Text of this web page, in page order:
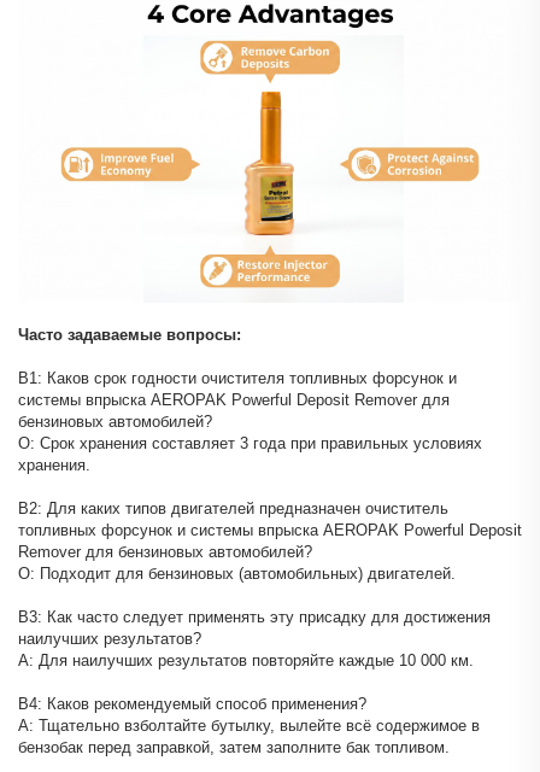
Часто задаваемые вопросы:
В1: Каков срок годности очистителя топливных форсунок и
системы впрыска AEROPAK Powerful Deposit Remover для
бензиновых автомобилей?
О: Срок хранения составляет 3 года при правильных условиях
хранения.
В2: Для каких типов двигателей предназначен очиститель
топливных форсунок и системы впрыска AEROPAK Powerful Deposit
Remover для бензиновых автомобилей?
О: Подходит для бензиновых (автомобильных) двигателей.
В3: Как часто следует применять эту присадку для достижения
наилучших результатов?
A: Для наилучших результатов повторяйте каждые 10 000 км.
В4: Каков рекомендуемый способ применения?
A: Тщательно взболтайте бутылку, вылейте всё содержимое в
бензобак перед заправкой, затем заполните бак топливом.